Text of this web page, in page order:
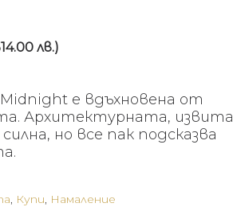
лв.)Текущата
е:
161 €
(314.00
е вдъхновена от
Архитектурната, извита
но все пак подсказва
, Купи, Намаление